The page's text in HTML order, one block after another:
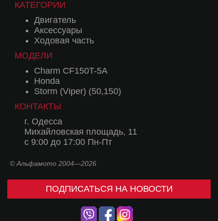
КАТЕГОРИИ
Двигатель
Аксессуары
Ходовая часть
МОДЕЛИ
Charm CF150T-5A
Honda
Storm (Viper) (50,150)
КОНТАКТЫ
г. Одесса
Михайловская площадь, 11
с 9:00 до 17:00 Пн-Пт
© Альфамото 2004—2026
ПОДПИСАТЬСЯ НА НОВОСТИ